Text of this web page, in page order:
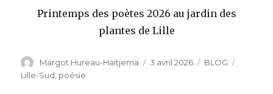
Printemps des poètes 2026 au jardin des
plantes de Lille
Auteur
Margot Hureau-Haitjema
Publié
3 avril 2026 Catégories
BLOG
Lille-Sud poésie